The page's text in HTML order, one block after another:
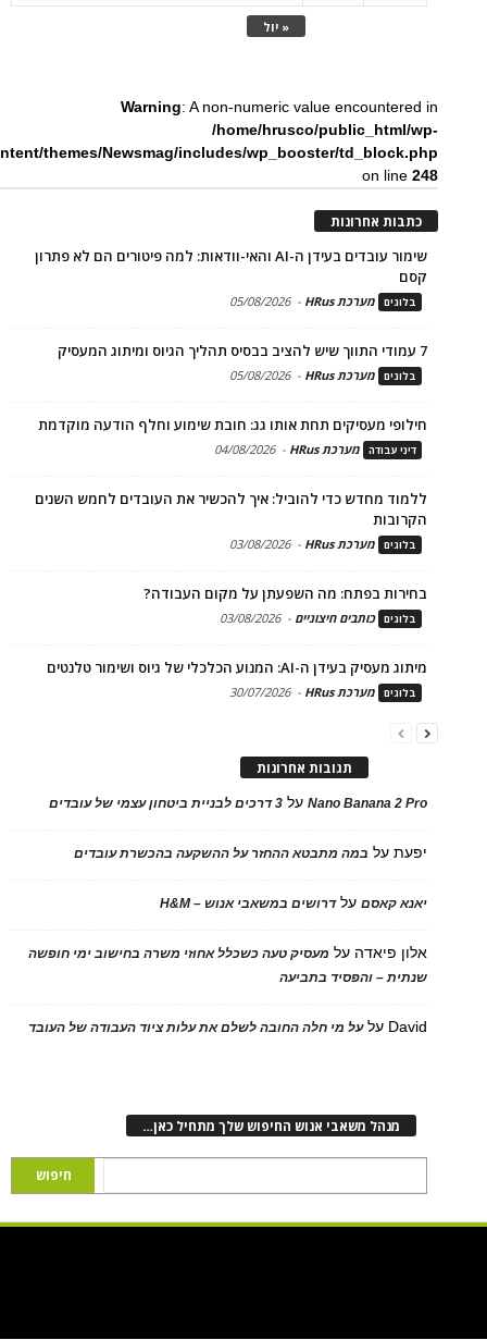
« יול
Warning: A non-numeric value encountered in
/home/hrusco/public_html/wp-
themes/Newsmag/includes/wp_booster/td_block.php
on line248
כתבות אחרונות
שימור עובדים בעידן ה-AI והאי-וודאות: למה פיטורים הם לא פתרון
קסם
בלוגים מערכת HRus -
05/08/2026
7 עמודי התווך שיש להציב בבסיס תהליך הגיוס ומיתוג המעסיק
בלוגים מערכת HRus -
05/08/2026
חילופי מעסיקים תחת אותו גג: חובת שימוע וחלף הודעה מוקדמת
דיני עבודה מערכת HRus -
04/08/2026
ללמוד מחדש כדי להוביל: איך להכשיר את העובדים לחמש השנים
הקרובות
בלוגים מערכת HRus -
03/08/2026
בחירות בפתח: מה השפעתן על מקום העבודה?
בלוגים כותבים חיצוניים -
03/08/2026
מיתוג מעסיק בעידן ה-AI: המנוע הכלכלי של גיוס ושימור טלנטים
בלוגים מערכת HRus -
30/07/2026
תגובות אחרונות
Nano Banana 2 Proעל 3 דרכים לבניית ביטחון עצמי של עובדים
יפעתעל במה מתבטא ההחזר על ההשקעה בהכשרת עובדים
יאנא קאסםעלדרושים במשאבי אנוש – H&M
אלון פיאדה על מעסיק טעה כשכלל אחוזי משרה בחישוב ימי חופשה
שנתית – והפסיד בתביעה
David עלעל מי חלה החובה לשלם את עלות ציוד העבודה של העובד
מנהל משאבי אנוש החיפוש שלך מתחיל כאן…